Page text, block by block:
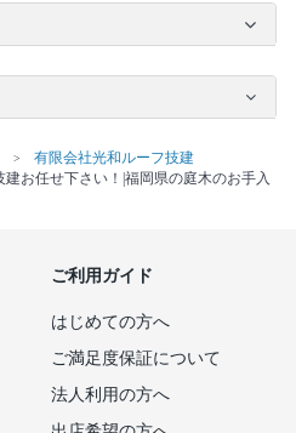
有限会社光和ルーフ技建
お任せ下さい！|福岡県の庭木のお手入
ご利用ガイド
はじめての方へ
ご満足度保証について
法人利用の方へ